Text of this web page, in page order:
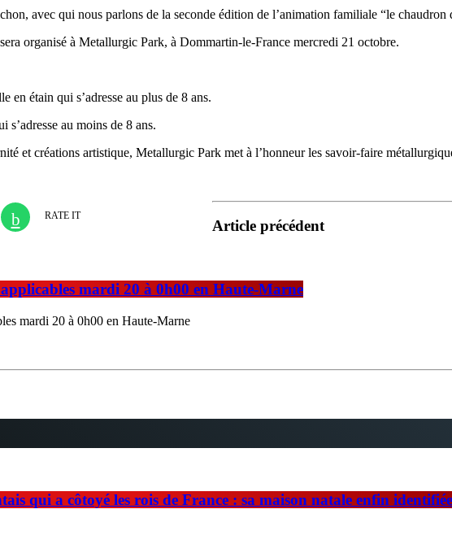
avec qui nous parlons de la seconde édition de l’animation familiale “le chaudron
organisé à Metallurgic Park, à Dommartin-le-France mercredi 21 octobre.
en étain qui s’adresse au plus de 8 ans.
au moins de 8 ans.
et créations artistique, Metallurgic Park met à l’honneur les savoir-faire
RATE IT
Article précédent
mardi 20 à 0h00 en Haute-Marne
mardi 20 à 0h00 en Haute-Marne
qui a côtoyé les rois de France : sa maison natale enfin